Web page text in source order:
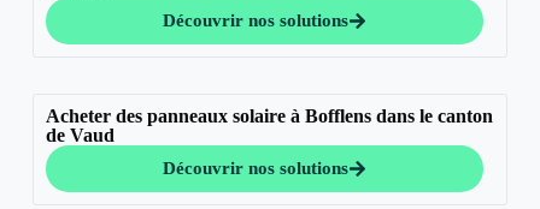
Découvrir nos solutions
Acheter des panneaux solaire à Bofflens dans le canton
de Vaud
Découvrir nos solutions